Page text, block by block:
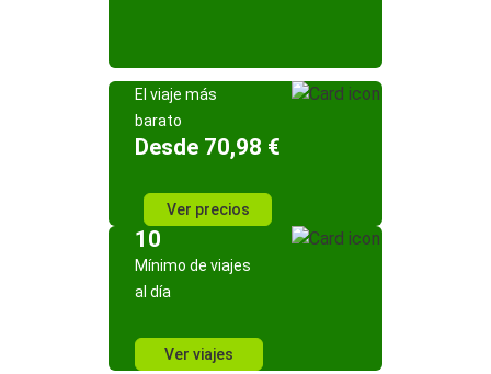
El viaje más
barato
Desde 70,98 €
Ver precios
10
Mínimo de viajes
al día
Ver viajes